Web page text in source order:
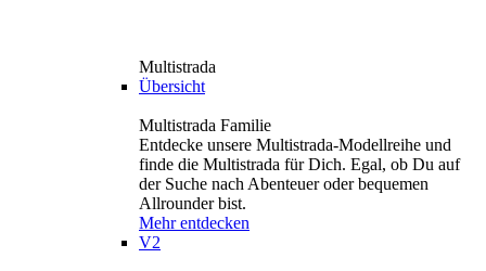
Multistrada
Übersicht
Multistrada Familie
Entdecke unsere Multistrada-Modellreihe und
finde die Multistrada für Dich. Egal, ob Du auf
der Suche nach Abenteuer oder bequemen
Allrounder bist.
Mehr entdecken
V2